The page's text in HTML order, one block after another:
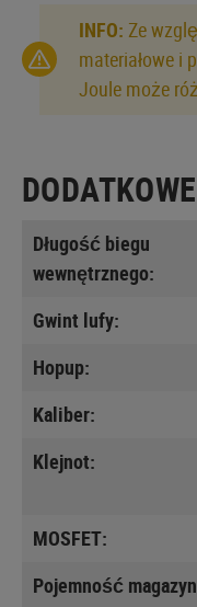
INFO: Ze
materiałowe i
Joule może
Długość biegu
wewnętrznego:
Gwint lufy:
Hopup:
Kaliber:
Klejnot:
MOSFET:
Pojemność